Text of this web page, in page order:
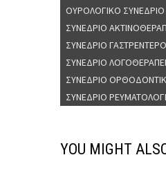
ΟΥΡΟΛΟΓΙΚΌ ΣΥΝΈΔΡΙΟ
ΣΥΝΈΔΡΙΟ
ΣΥΝΈΔΡΙΟ
ΣΥΝΈΔΡΙΟ
ΣΥΝΈΔΡΙΟ
ΣΥΝΈΔΡΙΟ
YOU MIGHT